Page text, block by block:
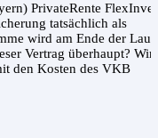
PrivateRente
tatsächlich als
wird am Ende der
Vertrag überhaupt? Wir
den Kosten des VKB